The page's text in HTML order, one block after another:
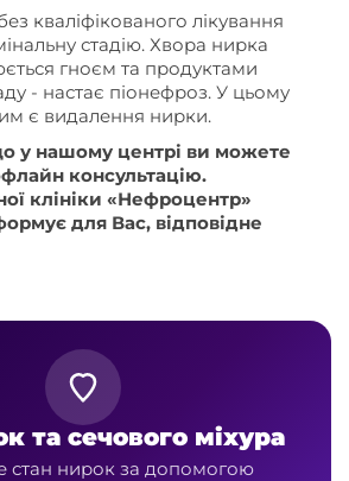
кваліфікованого лікування
стадію. Хвора нирка
гноєм та продуктами
- настає піонефроз. У цьому
є видалення нирки.
у нашому центрі ви можете
консультацію.
клініки «Нефроцентр»
для Вас, відповідне
та сечового міхура
стан нирок за допомогою